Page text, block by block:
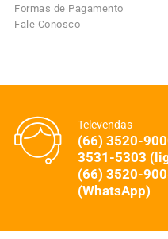
Formas de Pagamento
Fale Conosco
Televendas
(66) 3520-
3531-5303
(66) 3520-
(WhatsApp)